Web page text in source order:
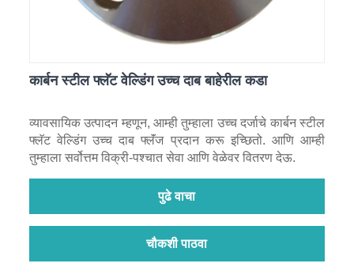
कार्बन स्टील फ्लॅट वेल्डिंग उच्च दाब बाहेरील कडा
व्यावसायिक उत्पादन म्हणून, आम्ही तुम्हाला उच्च दर्जाचे कार्बन स्टील
फ्लॅट वेल्डिंग उच्च दाब फ्लॅंज प्रदान करू इच्छितो. आणि आम्ही
तुम्हाला सर्वोत्तम विक्री-पश्चात सेवा आणि वेळेवर वितरण देऊ.
पुढे वाचा
चौकशी पाठवा